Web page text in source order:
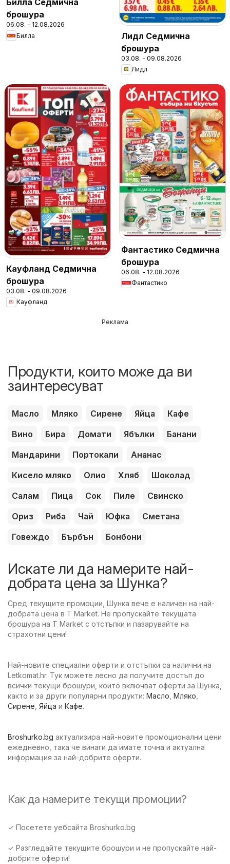
Билла Седмична
брошура
06.08. - 12.08.2026
Билла
Лидл Седмична
брошура
03.08. - 09.08.2026
Лидл
Кауфланд Седмична
брошура
03.08. - 09.08.2026
Кауфланд
Фантастико Седмична
брошура
06.08. - 12.08.2026
Фантастико
Реклама
Продукти, които може да ви
заинтересуват
Масло Мляко Сирене Яйца
Кафе
Вино
Бира Домати Ябълки
Банани
Мандарини
Портокали
Ананас
Кисело мляко
Олио Хляб
Шоколад
Салам
Пица Сок Пиле
Свинско
Ориз
Риба Чай Юфка
Сметана
Говеждо
Бърбън Бонбони
Искате ли да намерите най-
добрата цена за Шунка?
Сред текущите промоции, Шунка вече е наличен на най-
добрата цена в T Market. Не пропускайте текущата
брошура на T Market с отстъпки и пазарувайте на
страхотни цени!
Най-новите специални оферти и отстъпки са налични на
Letkomat.hr. Тук можете лесно да получите достъп до
всички текущи брошури, които включват оферти за Шунка,
както и за други популярни продукти: Масло Мляко
Сирене Яйца и Кафе.
Broshurko.bg актуализира най-новите промоционални цени
ежедневно, така че винаги да имате точна и актуална
информация за най-добрите оферти.
Как да намерите текущи промоции?
✓ Посетете уебсайта Broshurko.bg
✓ Разгледайте текущите брошури и не пропускайте най-
добрите оферти!